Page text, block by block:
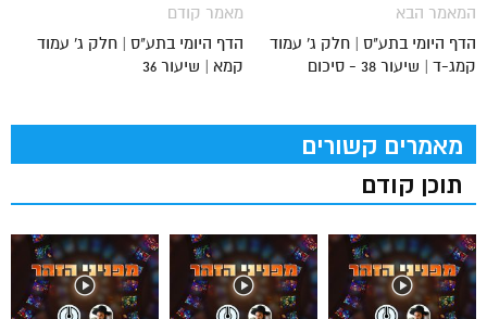
מאמר קודם
הדף היומי בתע"ס | חלק ג' עמוד
קמא | שיעור 36
המאמר הבא
הדף היומי בתע"ס | חלק ג' עמוד
קמג-ד | שיעור 38 - סיכום
מאמרים קשורים
תוכן קודם